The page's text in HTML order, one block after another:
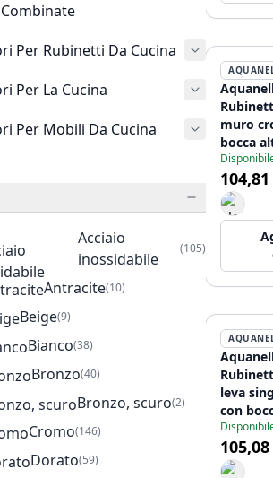
Per Rubinetti Da Cucina
Per La Cucina
Per Mobili Da Cucina
Acciaio
inossidabile
(105)
Antracite(10)
Beige(9)
Bianco(38)
Bronzo(40)
Bronzo, scuro(2)
Cromo(146)
Dorato(59)
muro
bocca
1301-CS
leva
con
da 25